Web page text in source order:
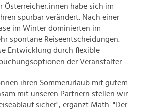
Österreicher:innen habe sich im
spürbar verändert. Nach einer
im Winter dominierten im
spontane Reiseentscheidungen.
Entwicklung durch flexible
der Veranstalter.
ihren Sommerurlaub mit gutem
mit unseren Partnern stellen wir
sicher", ergänzt Math. "Der